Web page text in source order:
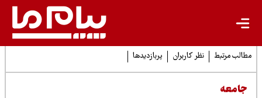
مرتبط نظر کاربران پربازدیدها